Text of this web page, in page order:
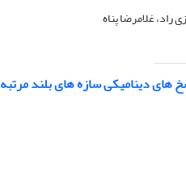
غلامرضا پناه
سازه های بلند مرتبه ۱۵ طبقه